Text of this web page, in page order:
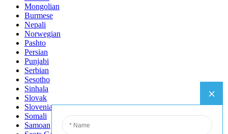
Mongolian
Burmese
Nepali
Norwegian
Pashto
Persian
Punjabi
Serbian
Sesotho
Sinhala
Slovak
Slovenian
Somali
Samoan